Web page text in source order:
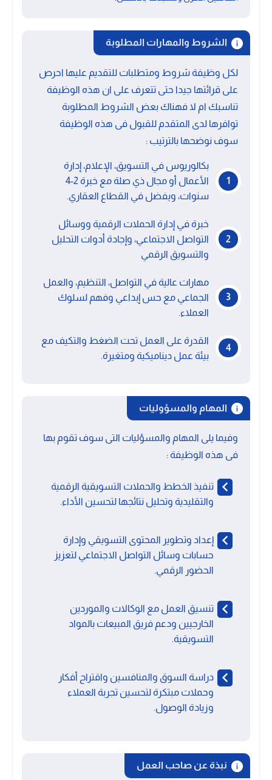
الشروط والمهارات المطلوبة
لكل وظيفة شروط ومتطلبات للتقديم عليها احرص
على قرائتها جيدا حتى تتعرف على ان هذه الوظيفة
تناسبك ام لا فهناك بعض الشروط المطلوبة
توافرها لدى المتقدم للقبول فى هذه الوظيفة
سوف نوضحها بالترتيب :
بكالوريوس في التسويق، الإعلام، إدارة
الأعمال أو مجال ذي صلة مع خبرة 2-4
سنوات، ويفضل في القطاع العقاري.
خبرة في إدارة الحملات الرقمية ووسائل
التواصل الاجتماعي، وإجادة أدوات التحليل
والتسويق الرقمي
مهارات عالية في التواصل، التنظيم، والعمل
الجماعي مع حس إبداعي وفهم لسلوك
العملاء.
القدرة على العمل تحت الضغط والتكيف مع
بيئة عمل ديناميكية ومتغيرة.
المهام والمسؤوليات
وفيما يلى المهام والمسؤليات التى سوف تقوم بها
فى هذه الوظيفة :
تنفيذ الخطط والحملات التسويقية الرقمية
والتقليدية وتحليل نتائجها لتحسين الأداء.
إعداد وتطوير المحتوى التسويقي وإدارة
حسابات وسائل التواصل الاجتماعي لتعزيز
الحضور الرقمي.
تنسيق العمل مع الوكالات والموردين
الخارجيين ودعم فريق المبيعات بالمواد
التسويقية.
دراسة السوق والمنافسين واقتراح أفكار
وحملات مبتكرة لتحسين تجربة العملاء
وزيادة الوصول.
نبذة عن صاحب العمل